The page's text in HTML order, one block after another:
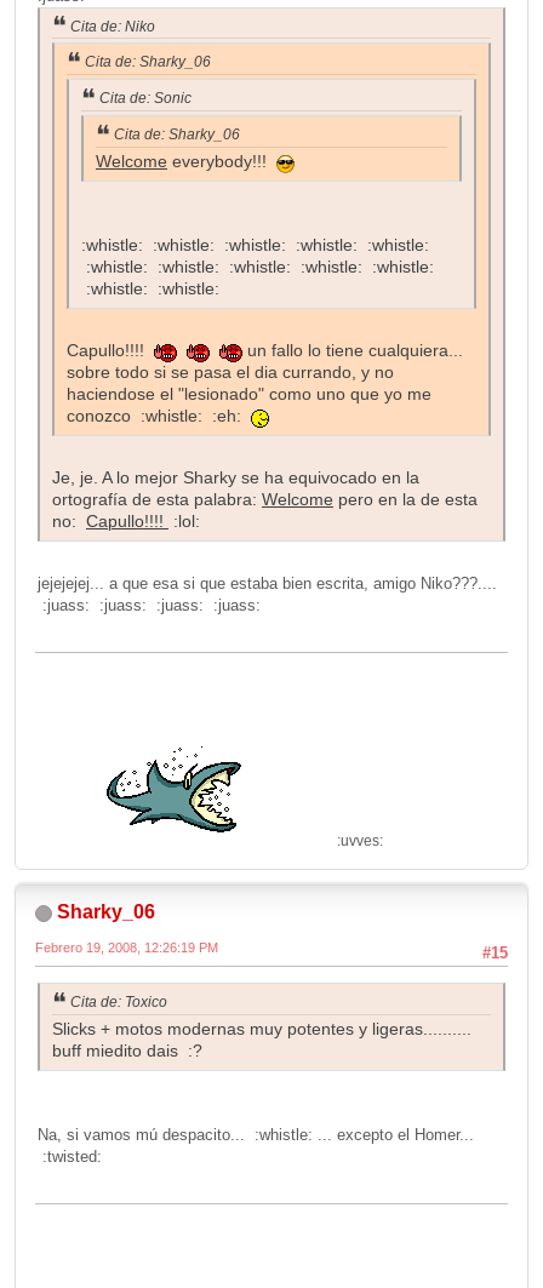
Cita de: Niko
Cita de: Sharky_06
Cita de: Sonic
Cita de: Sharky_06
Welcome everybody!!!
:whistle: :whistle: :whistle: :whistle: :whistle:
:whistle: :whistle: :whistle: :whistle: :whistle:
:whistle: :whistle:
Capullo!!!!
un fallo lo tiene cualquiera...
sobre todo si se pasa el dia currando, y no
haciendose el "lesionado" como uno que yo me
conozco :whistle: :eh:
Je, je. A lo mejor Sharky se ha equivocado en la
ortografía de esta palabra: Welcome pero en la de esta
no: Capullo!!!! :lol:
jejejejej... a que esa si que estaba bien escrita, amigo Niko???....
:juass: :juass: :juass: :juass:
:uvves:
Sharky_06
#15
Febrero 19, 2008, 12:26:19 PM
Cita de: Toxico
Slicks + motos modernas muy potentes y ligeras..........
buff miedito dais :?
Na, si vamos mú despacito... :whistle: ... excepto el Homer...
:twisted: